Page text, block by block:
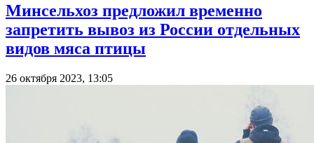
Минсельхоз предложил временно
запретить вывоз из России отдельных
видов мяса птицы
26 октября 2023, 13:05